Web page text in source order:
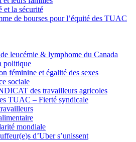
et la sécurité
de bourses pour l’équité des TUAC
leucémie & lymphome du Canada
politique
féminine et égalité des sexes
sociale
des travailleurs agricoles
TUAC – Fierté syndicale
mondiale
d’Uber s’unissent